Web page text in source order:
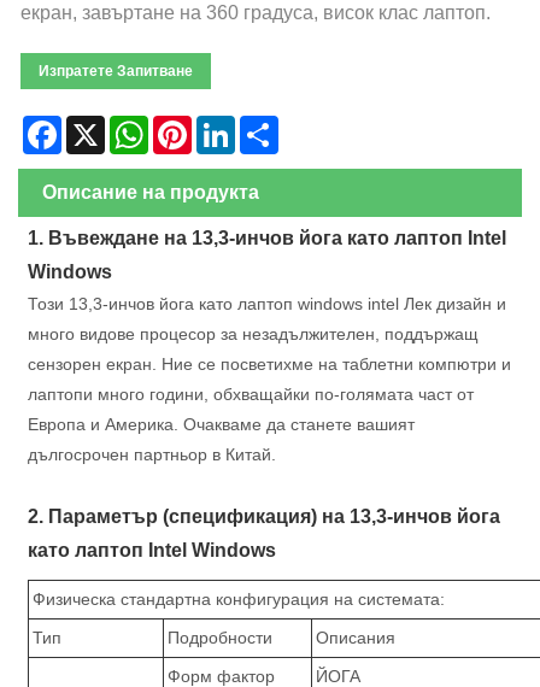
екран, завъртане на 360 градуса, висок клас лаптоп.
Изпратете Запитване
Facebook
X WhatsApp
PinterestLinkedIn
Описание на продукта
1. Въвеждане на 13,3-инчов йога като лаптоп Intel
Windows
Този 13,3-инчов йога като лаптоп windows intel Лек дизайн и
много видове процесор за незадължителен, поддържащ
сензорен екран. Ние се посветихме на таблетни компютри и
лаптопи много години, обхващайки по-голямата част от
Европа и Америка. Очакваме да станете вашият
дългосрочен партньор в Китай.
2. Параметър (спецификация) на 13,3-инчов йога
като лаптоп Intel Windows
Физическа стандартна конфигурация на системата:
Тип
Подробности Описания
Форм фактор
ЙОГА